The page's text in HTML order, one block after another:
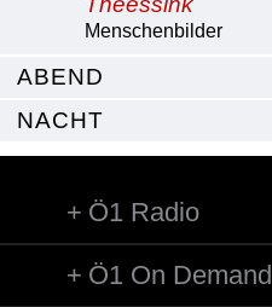
Menschenbilder
ABEND
NACHT
Ö1 Radio
Ö1 On Demand